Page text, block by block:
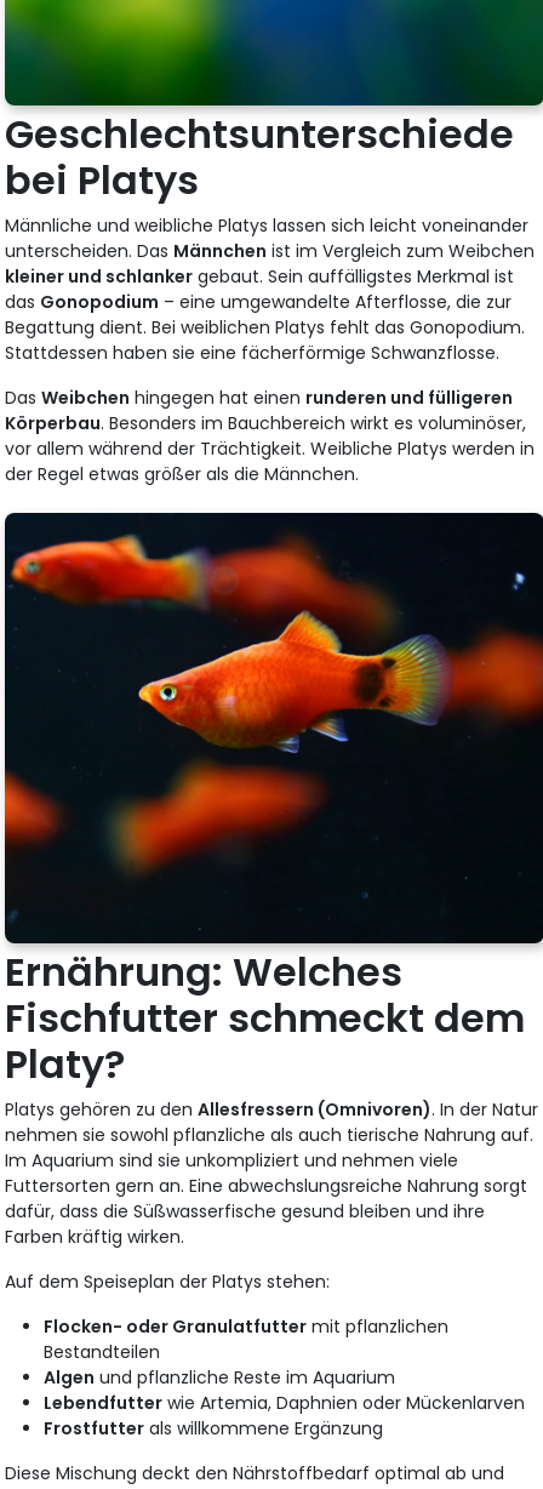
Geschlechtsunterschiede
bei Platys
Männliche und weibliche Platys lassen sich leicht voneinander
unterscheiden. Das Männchen ist im Vergleich zum Weibchen
kleiner und schlanker gebaut. Sein auffälligstes Merkmal ist
das Gonopodium – eine umgewandelte Afterflosse, die zur
Begattung dient. Bei weiblichen Platys fehlt das Gonopodium.
Stattdessen haben sie eine fächerförmige Schwanzflosse.
DasWeibchen hingegen hat einen runderen und fülligeren
Körperbau. Besonders im Bauchbereich wirkt es voluminöser,
vor allem während der Trächtigkeit. Weibliche Platys werden in
der Regel etwas größer als die Männchen.
Ernährung: Welches
Fischfutter schmeckt dem
Platy?
Platys gehören zu denAllesfressern (Omnivoren). In der Natur
nehmen sie sowohl pflanzliche als auch tierische Nahrung auf.
Im Aquarium sind sie unkompliziert und nehmen viele
Futtersorten gern an. Eine abwechslungsreiche Nahrung sorgt
dafür, dass die Süßwasserfische gesund bleiben und ihre
Farben kräftig wirken.
Auf dem Speiseplan der Platys stehen:
Flocken- oder Granulatfutter mit pflanzlichen
Bestandteilen
Algen und pflanzliche Reste im Aquarium
Lebendfutter wie Artemia, Daphnien oder Mückenlarven
Frostfutter als willkommene Ergänzung
Diese Mischung deckt den Nährstoffbedarf optimal ab und